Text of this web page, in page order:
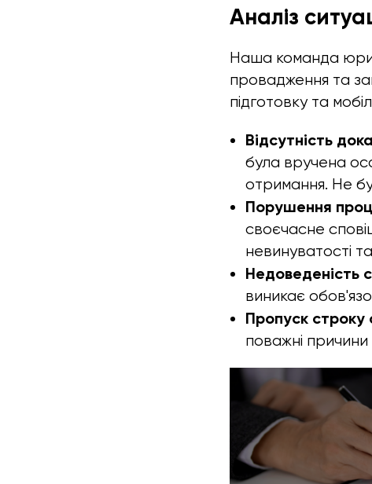
Аналіз
Наша команда
провадження та
підготовку та
Відсутність
була вручена
отримання. Не
Порушення
своєчасне
невинуватості
Недоведеність
виникає
Пропуск строку
поважні причини